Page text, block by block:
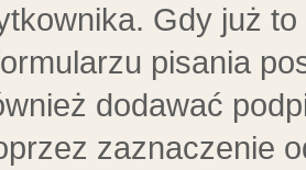
Gdy już
pisania
dodawać
zaznaczenie